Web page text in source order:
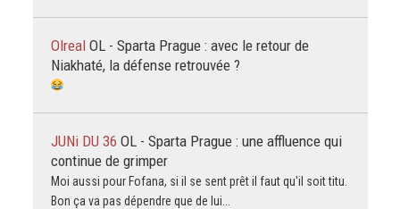
Olreal OL - Sparta Prague : avec le retour de
Niakhaté, la défense retrouvée ?
JUNi DU 36 OL - Sparta Prague : une affluence qui
continue de grimper
Moi aussi pour Fofana, si il se sent prêt il faut qu'il soit titu.
Bon ça va pas dépendre que de lui...